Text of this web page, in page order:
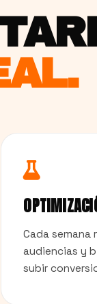
Cada semana
audiencias y
subir